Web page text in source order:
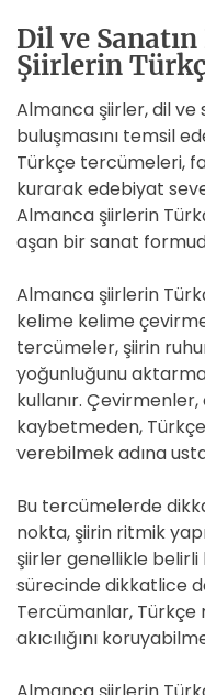
Dil ve
Şiirlerin
Almanca şiirler, dil ve
buluşmasını temsil
Türkçe tercümeleri,
kurarak edebiyat
Almanca şiirlerin
aşan bir sanat
Almanca şiirlerin
kelime kelime
tercümeler, şiirin
yoğunluğunu
kullanır.
kaybetmeden,
verebilmek adına
Bu tercümelerde
nokta, şiirin ritmik
şiirler genellikle belirli
sürecinde dikkatlice
Tercümanlar, Türkçe
akıcılığını